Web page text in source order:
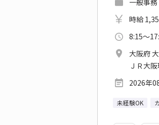
一般事
時給
8:15～
大阪府
ＪＲ大
2026年
未経験OK